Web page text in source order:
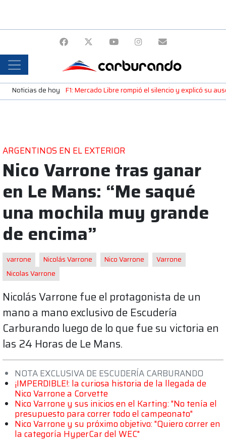
Noticias de hoy F1: Mercado Libre rompió el silencio y explicó su
ARGENTINOS EN EL EXTERIOR
Nico Varrone tras ganar
en Le Mans: “Me saqué
una mochila muy grande
de encima”
varrone Nicolás Varrone Nico Varrone
Varrone
Nicolas Varrone
Nicolás Varrone fue el protagonista de un
mano a mano exclusivo de Escudería
Carburando luego de lo que fue su victoria en
las 24 Horas de Le Mans.
NOTA EXCLUSIVA DE ESCUDERÍA CARBURANDO
¡IMPERDIBLE!: la curiosa historia de la llegada de
Nico Varrone a Corvette
Nico Varrone y sus inicios en el Karting: "No tenía el
presupuesto para correr todo el campeonato"
Nico Varrone y su próximo objetivo: "Quiero correr en
la categoría HyperCar del WEC"